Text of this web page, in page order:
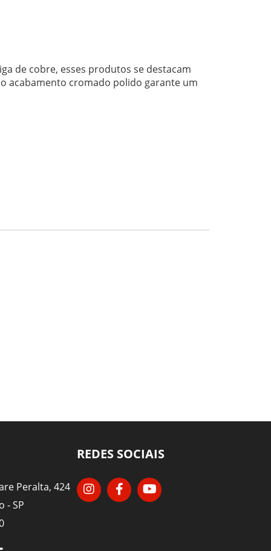
de cobre, esses produtos se destacam
acabamento cromado polido garante um
Peralta, 424
- SP
REDES SOCIAIS